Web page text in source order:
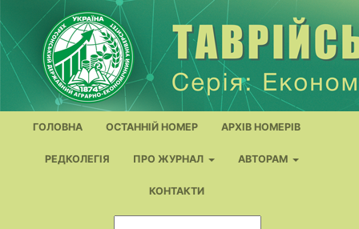
ГОЛОВНА ОСТАННІЙ НОМЕР АРХІВ НОМЕРІВ
РЕДКОЛЕГІЯ ПРО ЖУРНАЛ АВТОРАМ
КОНТАКТИ